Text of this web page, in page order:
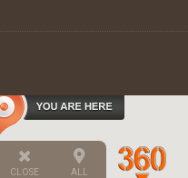
CLOSE ALL